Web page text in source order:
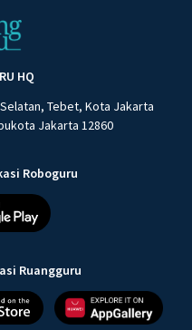
HQ
Tebet, Kota Jakarta
Jakarta 12860
Roboguru
Ruangguru